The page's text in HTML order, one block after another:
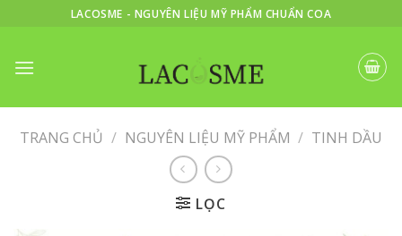
LACOSME - NGUYÊN LIỆU MỸ PHẨM CHUẨN COA
TRANG CHỦ / NGUYÊN LIỆU MỸ PHẨM / TINH DẦU
LỌC